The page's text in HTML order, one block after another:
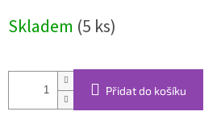
cena:
Skladem (5 ks)
Přidat do košíku